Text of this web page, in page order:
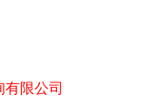
限公司